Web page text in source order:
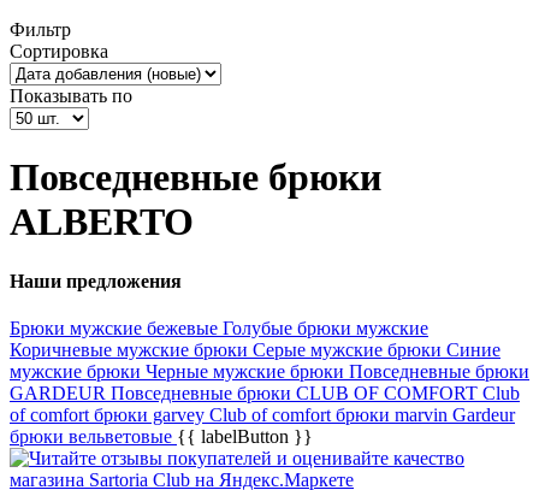
Фильтр
Сортировка
Показывать по
Повседневные брюки
ALBERTO
Наши предложения
Брюки мужские бежевые Голубые брюки мужские
Коричневые мужские брюки Серые мужские брюки Синие
мужские брюки Черные мужские брюки Повседневные брюки
GARDEUR Повседневные брюки CLUB OF COMFORT Club
of comfort брюки garvey Club of comfort брюки marvin Gardeur
брюки вельветовые {{ labelButton }}